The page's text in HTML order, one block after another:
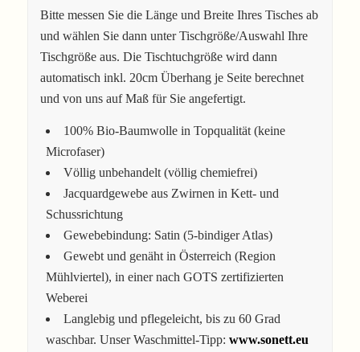
Bitte messen Sie die Länge und Breite Ihres Tisches ab
und wählen Sie dann unter Tischgröße/Auswahl Ihre
Tischgröße aus. Die Tischtuchgröße wird dann
automatisch inkl. 20cm Überhang je Seite berechnet
und von uns auf Maß für Sie angefertigt.
100% Bio-Baumwolle in Topqualität (keine
Microfaser)
Völlig unbehandelt (völlig chemiefrei)
Jacquardgewebe aus Zwirnen in Kett- und
Schussrichtung
Gewebebindung: Satin (5-bindiger Atlas)
Gewebt und genäht in Österreich (Region
Mühlviertel), in einer nach GOTS zertifizierten
Weberei
Langlebig und pflegeleicht, bis zu 60 Grad
waschbar. Unser Waschmittel-Tipp: www.sonett.eu